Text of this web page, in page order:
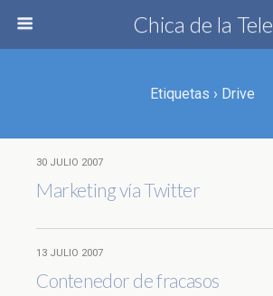
Chica de la Tele
Etiquetas › Drive
30 JULIO 2007
Marketing vía Twitter
13 JULIO 2007
Contenedor de fracasos